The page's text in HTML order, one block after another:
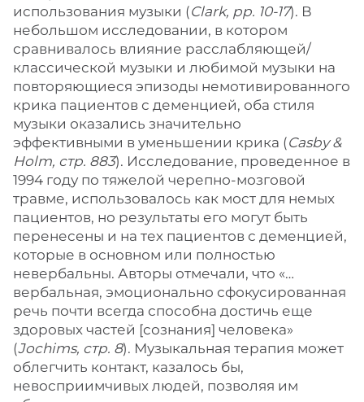
использования музыки (Clark, pp. 10-17). В
небольшом исследовании, в котором
сравнивалось влияние расслабляющей/
классической музыки и любимой музыки на
повторяющиеся эпизоды немотивированного
крика пациентов с деменцией, оба стиля
музыки оказались значительно
эффективными в уменьшении крика (Casby &
Holm, стр. 883). Исследование, проведенное в
1994 году по тяжелой черепно-мозговой
травме, использовалось как мост для немых
пациентов, но результаты его могут быть
перенесены и на тех пациентов с деменцией,
которые в основном или полностью
невербальны. Авторы отмечали, что «…
вербальная, эмоционально сфокусированная
речь почти всегда способна достичь еще
здоровых частей [сознания] человека»
(Jochims, стр. 8). Музыкальная терапия может
облегчить контакт, казалось бы,
невосприимчивых людей, позволяя им